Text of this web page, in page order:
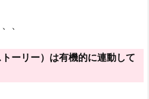
、
ーリー）は有機的に連動して